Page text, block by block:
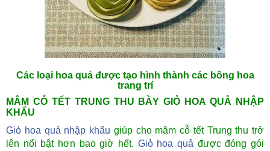
Các loại hoa quả được tạo hình thành các bông hoa
trang trí
MÂM CỖ TẾT TRUNG THU BÀY GIỎ HOA QUẢ NHẬP
KHẨU
Giỏ hoa quả nhập khẩu giúp cho mâm cỗ tết Trung thu trở
lên nổi bật hơn bao giờ hết. Giỏ hoa quả được đóng gói